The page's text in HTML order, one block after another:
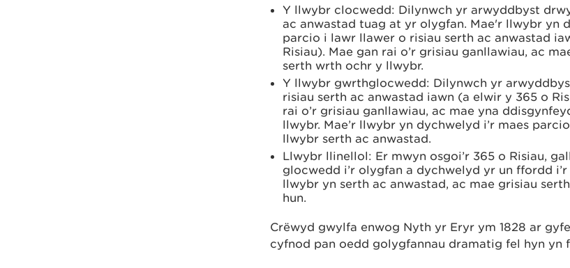
Y llwybr clocwedd: Dilynwch yr arwyddbyst
ac anwastad tuag at yr olygfan. Mae'r llwybr yn
parcio i lawr llawer o risiau serth ac anwastad
Risiau). Mae gan rai o’r grisiau ganllawiau, ac
serth wrth ochr y llwybr.
Y llwybr gwrthglocwedd: Dilynwch yr
risiau serth ac anwastad iawn (a elwir y 365 o
rai o’r grisiau ganllawiau, ac mae yna
llwybr. Mae’r llwybr yn dychwelyd i’r maes
llwybr serth ac anwastad.
Llwybr llinellol: Er mwyn osgoi’r 365 o Risiau,
glocwedd i’r olygfan a dychwelyd yr un ffordd
llwybr yn serth ac anwastad, ac mae grisiau
hun.
Crëwyd gwylfa enwog Nyth yr Eryr ym 1828 ar
cyfnod pan oedd golygfannau dramatig fel hyn yn